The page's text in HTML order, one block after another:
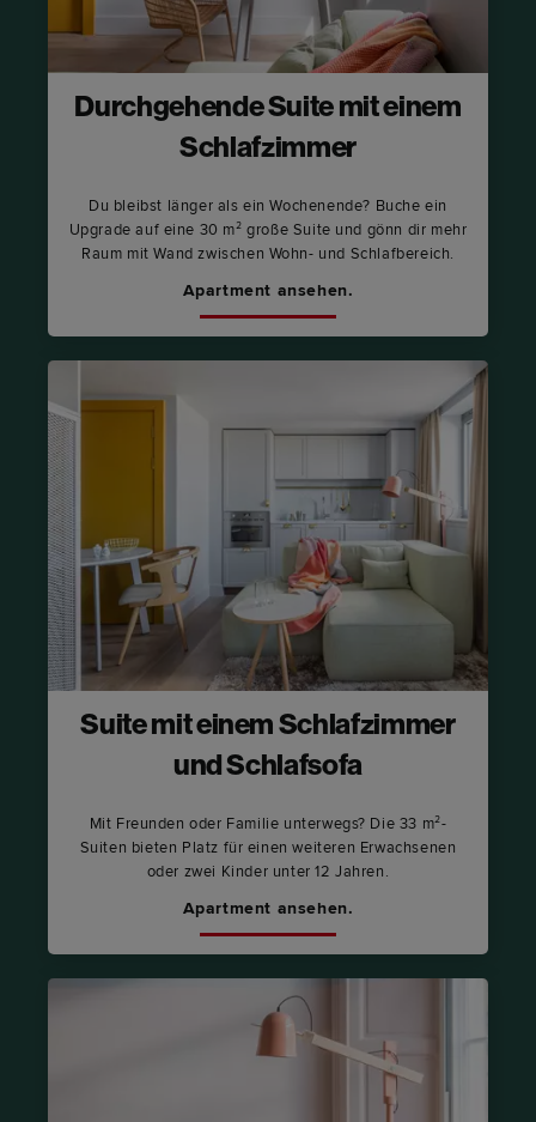
Durchgehende Suite mit einem
Schlafzimmer
Du bleibst länger als ein Wochenende? Buche ein
Upgrade auf eine 30 m² große Suite und gönn dir mehr
Raum mit Wand zwischen Wohn- und Schlafbereich.
Apartment ansehen.
Suite mit einem Schlafzimmer
und Schlafsofa
Mit Freunden oder Familie unterwegs? Die 33 m²-
Suiten bieten Platz für einen weiteren Erwachsenen
oder zwei Kinder unter 12 Jahren.
Apartment ansehen.